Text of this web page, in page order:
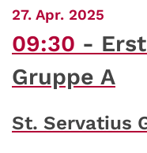
27. Apr. 2025
09:30
Gruppe A
St. Servatius